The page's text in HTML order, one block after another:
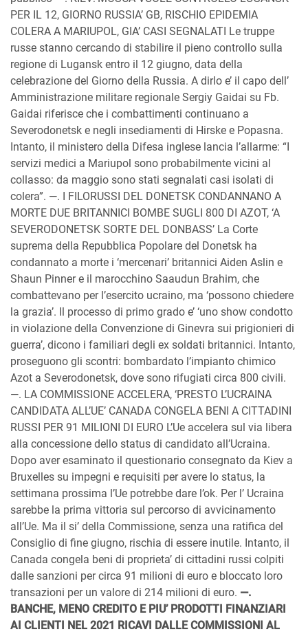
PER IL 12, GIORNO RUSSIA’ GB, RISCHIO EPIDEMIA
COLERA A MARIUPOL, GIA’ CASI SEGNALATI Le truppe
russe stanno cercando di stabilire il pieno controllo sulla
regione di Lugansk entro il 12 giugno, data della
celebrazione del Giorno della Russia. A dirlo e’ il capo dell’
Amministrazione militare regionale Sergiy Gaidai su Fb.
Gaidai riferisce che i combattimenti continuano a
Severodonetsk e negli insediamenti di Hirske e Popasna.
Intanto, il ministero della Difesa inglese lancia l’allarme: “I
servizi medici a Mariupol sono probabilmente vicini al
collasso: da maggio sono stati segnalati casi isolati di
colera”. —. I FILORUSSI DEL DONETSK CONDANNANO A
MORTE DUE BRITANNICI BOMBE SUGLI 800 DI AZOT, ‘A
SEVERODONETSK SORTE DEL DONBASS’ La Corte
suprema della Repubblica Popolare del Donetsk ha
condannato a morte i ‘mercenari’ britannici Aiden Aslin e
Shaun Pinner e il marocchino Saaudun Brahim, che
combattevano per l’esercito ucraino, ma ‘possono chiedere
la grazia’. Il processo di primo grado e’ ‘uno show condotto
in violazione della Convenzione di Ginevra sui prigionieri di
guerra’, dicono i familiari degli ex soldati britannici. Intanto,
proseguono gli scontri: bombardato l’impianto chimico
Azot a Severodonetsk, dove sono rifugiati circa 800 civili.
—. LA COMMISSIONE ACCELERA, ‘PRESTO L’UCRAINA
CANDIDATA ALL’UE’ CANADA CONGELA BENI A CITTADINI
RUSSI PER 91 MILIONI DI EURO L’Ue accelera sul via libera
alla concessione dello status di candidato all’Ucraina.
Dopo aver esaminato il questionario consegnato da Kiev a
Bruxelles su impegni e requisiti per avere lo status, la
settimana prossima l’Ue potrebbe dare l’ok. Per l’ Ucraina
sarebbe la prima vittoria sul percorso di avvicinamento
all’Ue. Ma il si’ della Commissione, senza una ratifica del
Consiglio di fine giugno, rischia di essere inutile. Intanto, il
Canada congela beni di proprieta’ di cittadini russi colpiti
dalle sanzioni per circa 91 milioni di euro e bloccato loro
transazioni per un valore di 214 milioni di euro. —.
BANCHE, MENO CREDITO E PIU’ PRODOTTI FINANZIARI
AI CLIENTI NEL 2021 RICAVI DALLE COMMISSIONI AL